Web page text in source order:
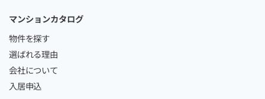
マンションカタログ
物件を探す
選ばれる理由
会社について
入居申込